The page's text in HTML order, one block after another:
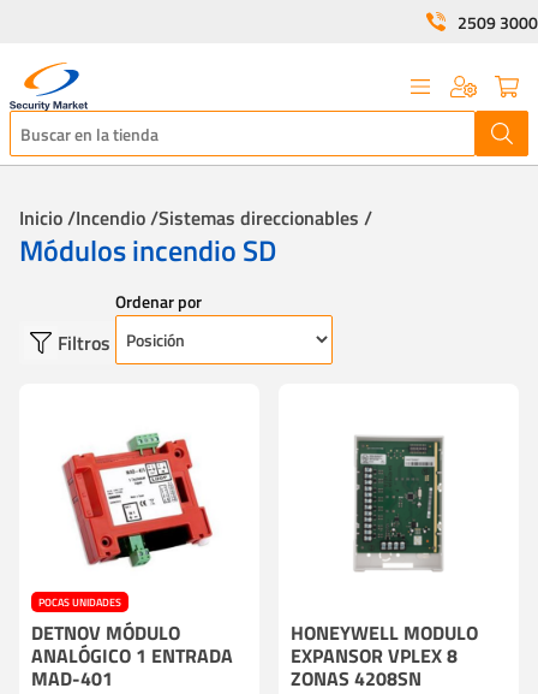
2509 3000
Inicio /Incendio /Sistemas direccionables /
Módulos incendio SD
Filtros
Ordenar por
POCAS UNIDADES
DETNOV MÓDULO
ANALÓGICO 1 ENTRADA
MAD-401
HONEYWELL MODULO
EXPANSOR VPLEX 8
ZONAS 4208SN